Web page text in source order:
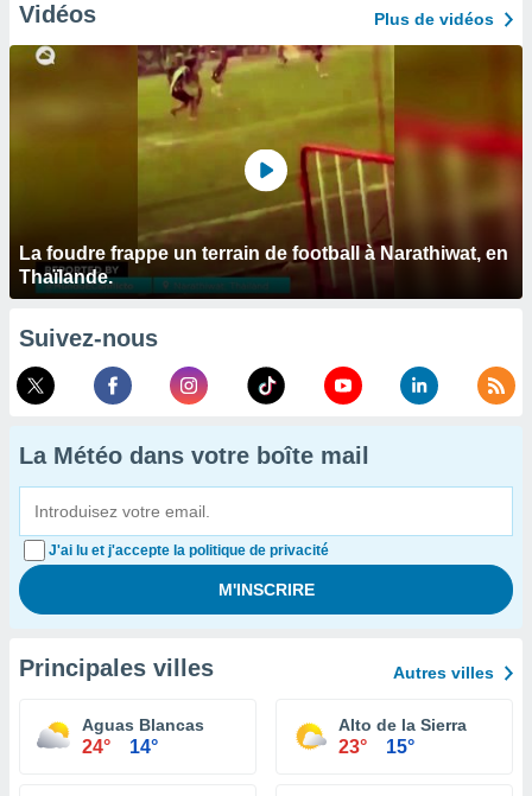
Vidéos Plus de vidéos
La foudre frappe un terrain de football à Narathiwat, en
Thaïlande.
Suivez-nous
La Météo dans votre boîte mail
J'ai lu et j'accepte la politique de privacité
Principales villes Autres villes
Aguas Blancas
24° 14°
Alto de la Sierra
23° 15°